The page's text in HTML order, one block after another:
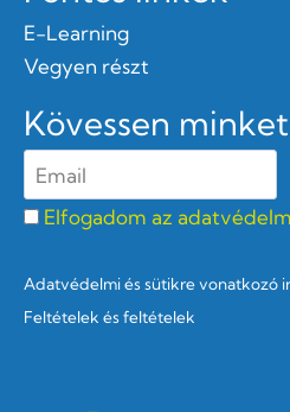
E-Learning
Vegyen részt
Kövessen minket
Elfogadom az
Adatvédelmi és sütikre vonatkozó
Feltételek és feltételek